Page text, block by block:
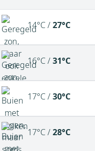
14°C /27°C
16°C /31°C
17°C /30°C
17°C /28°C